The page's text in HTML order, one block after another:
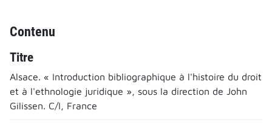
Contenu
Titre
Alsace. « Introduction bibliographique à l'histoire du droit
et à l'ethnologie juridique », sous la direction de John
Gilissen. C/I, France